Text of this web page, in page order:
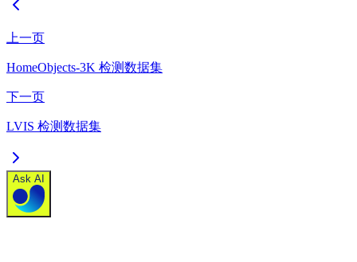
上一页
HomeObjects-3K 检测数据集
下一页
LVIS 检测数据集
Ask AI